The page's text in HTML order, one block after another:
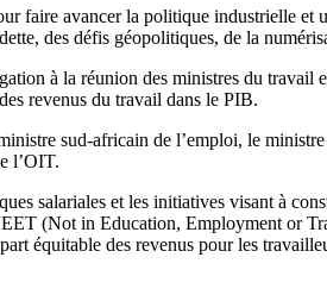
faire avancer la politique industrielle
des défis géopolitiques, de la
à la réunion des ministres du
revenus du travail dans le PIB.
sud-africain de l’emploi, le
l’OIT.
salariales et les initiatives visant à
(Not in Education, Employment or
équitable des revenus pour les